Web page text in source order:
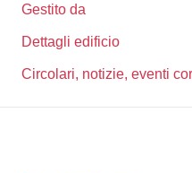
Gestito da
Dettagli edificio
Circolari, notizie, eventi